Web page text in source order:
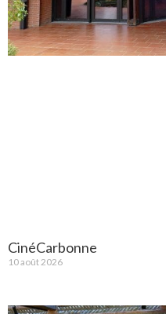
CinéCarbonne
10 août 2026